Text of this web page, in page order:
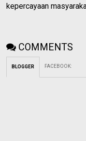
kepercayaan
COMMENTS
BLOGGER FACEBOOK: